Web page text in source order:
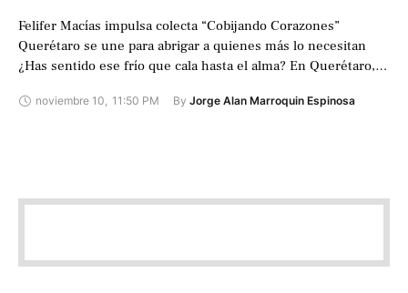
Felifer Macías impulsa colecta “Cobijando Corazones”
Querétaro se une para abrigar a quienes más lo necesitan
¿Has sentido ese frío que cala hasta el alma? En Querétaro,
noviembre 10, 11:50 PM By Jorge Alan Marroquin Espinosa